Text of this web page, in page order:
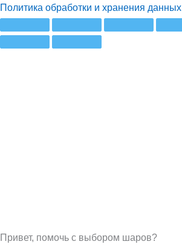
Политика обработки и хранения данных
Привет, помочь с выбором шаров?